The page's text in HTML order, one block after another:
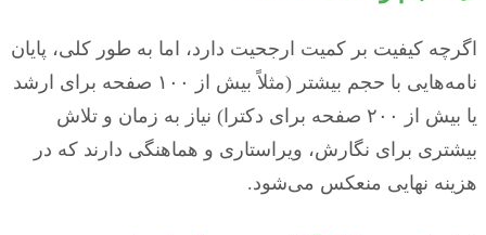
اگرچه کیفیت بر کمیت ارجحیت دارد، اما به طور کلی، پایان
نامه‌هایی با حجم بیشتر (مثلاً بیش از ۱۰۰ صفحه برای ارشد
یا بیش از ۲۰۰ صفحه برای دکترا) نیاز به زمان و تلاش
بیشتری برای نگارش، ویراستاری و هماهنگی دارند که در
هزینه نهایی منعکس می‌شود.